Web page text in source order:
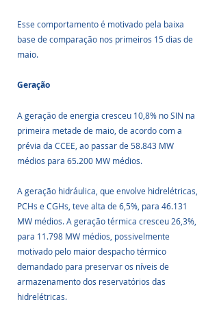
Esse comportamento é motivado pela baixa
base de comparação nos primeiros 15 dias de
maio.
Geração
A geração de energia cresceu 10,8% no SIN na
primeira metade de maio, de acordo com a
prévia da CCEE, ao passar de 58.843 MW
médios para 65.200 MW médios.
A geração hidráulica, que envolve hidrelétricas,
PCHs e CGHs, teve alta de 6,5%, para 46.131
MW médios. A geração térmica cresceu 26,3%,
para 11.798 MW médios, possivelmente
motivado pelo maior despacho térmico
demandado para preservar os níveis de
armazenamento dos reservatórios das
hidrelétricas.